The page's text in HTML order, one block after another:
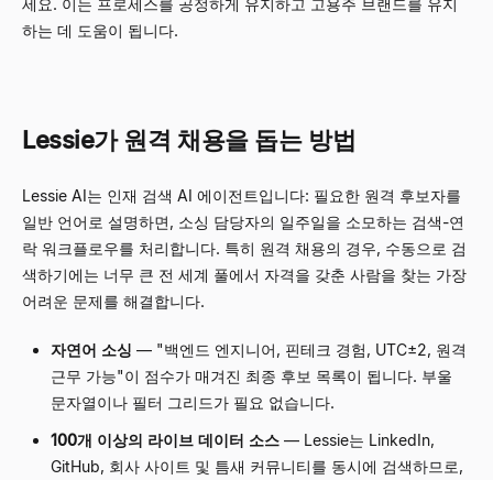
하는 데 도움이 됩니다.
Lessie가 원격 채용을 돕는 방법
Lessie AI는 인재 검색 AI 에이전트입니다: 필요한 원격 후보자를
일반 언어로 설명하면, 소싱 담당자의 일주일을 소모하는 검색-연
락 워크플로우를 처리합니다. 특히 원격 채용의 경우, 수동으로 검
색하기에는 너무 큰 전 세계 풀에서 자격을 갖춘 사람을 찾는 가장
어려운 문제를 해결합니다.
자연어 소싱 — "백엔드 엔지니어, 핀테크 경험, UTC±2, 원격
근무 가능"이 점수가 매겨진 최종 후보 목록이 됩니다. 부울
문자열이나 필터 그리드가 필요 없습니다.
100개 이상의 라이브 데이터 소스 — Lessie는 LinkedIn,
GitHub, 회사 사이트 및 틈새 커뮤니티를 동시에 검색하므로,